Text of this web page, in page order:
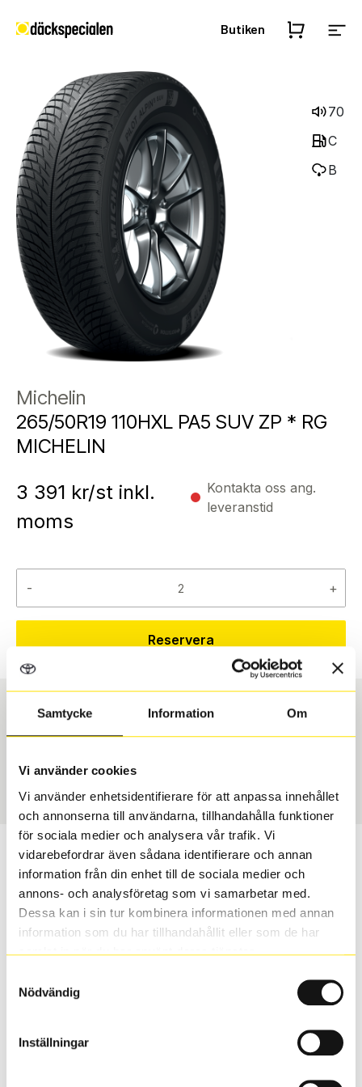
Samtycke Information Om
Vi använder cookies
Vi använder enhetsidentifierare för att anpassa innehållet
och annonserna till användarna, tillhandahålla funktioner
för sociala medier och analysera vår trafik. Vi
vidarebefordrar även sådana identifierare och annan
information från din enhet till de sociala medier och
annons- och analysföretag som vi samarbetar med.
Dessa kan i sin tur kombinera informationen med annan
information som du har tillhandahållit eller som de har
samlat in när du har använt deras tjänster.
Nödvändig
Inställningar
Butiken
70
C
B
Michelin
265/50R19 110HXL PA5 SUV ZP * RG
MICHELIN
3 391 kr/st inkl.
moms
Kontakta oss ang.
leveranstid
- +
Reservera
Art nummer
Passar detta däck min bil?
Ange registreringsnummer för att se om det däck du
valt passar din bilmodell. Om du köper däck som skall
sättas på dina befintliga fälgar, se till att kolla en extra
gång så att däck och fälg har samma dimensioner.
inte vara samma dimension som bilen hade ut från